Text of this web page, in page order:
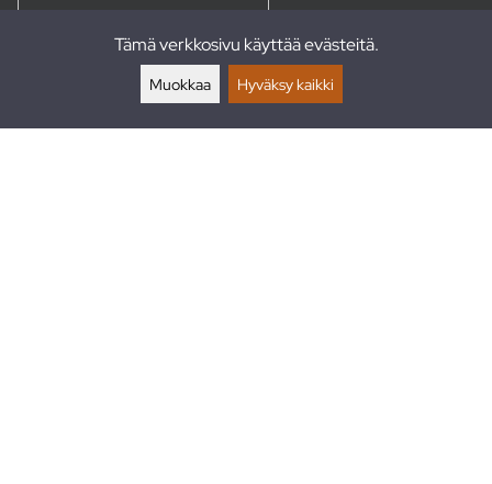
Tämä verkkosivu käyttää evästeitä.
Muokkaa Hyväksy kaikki